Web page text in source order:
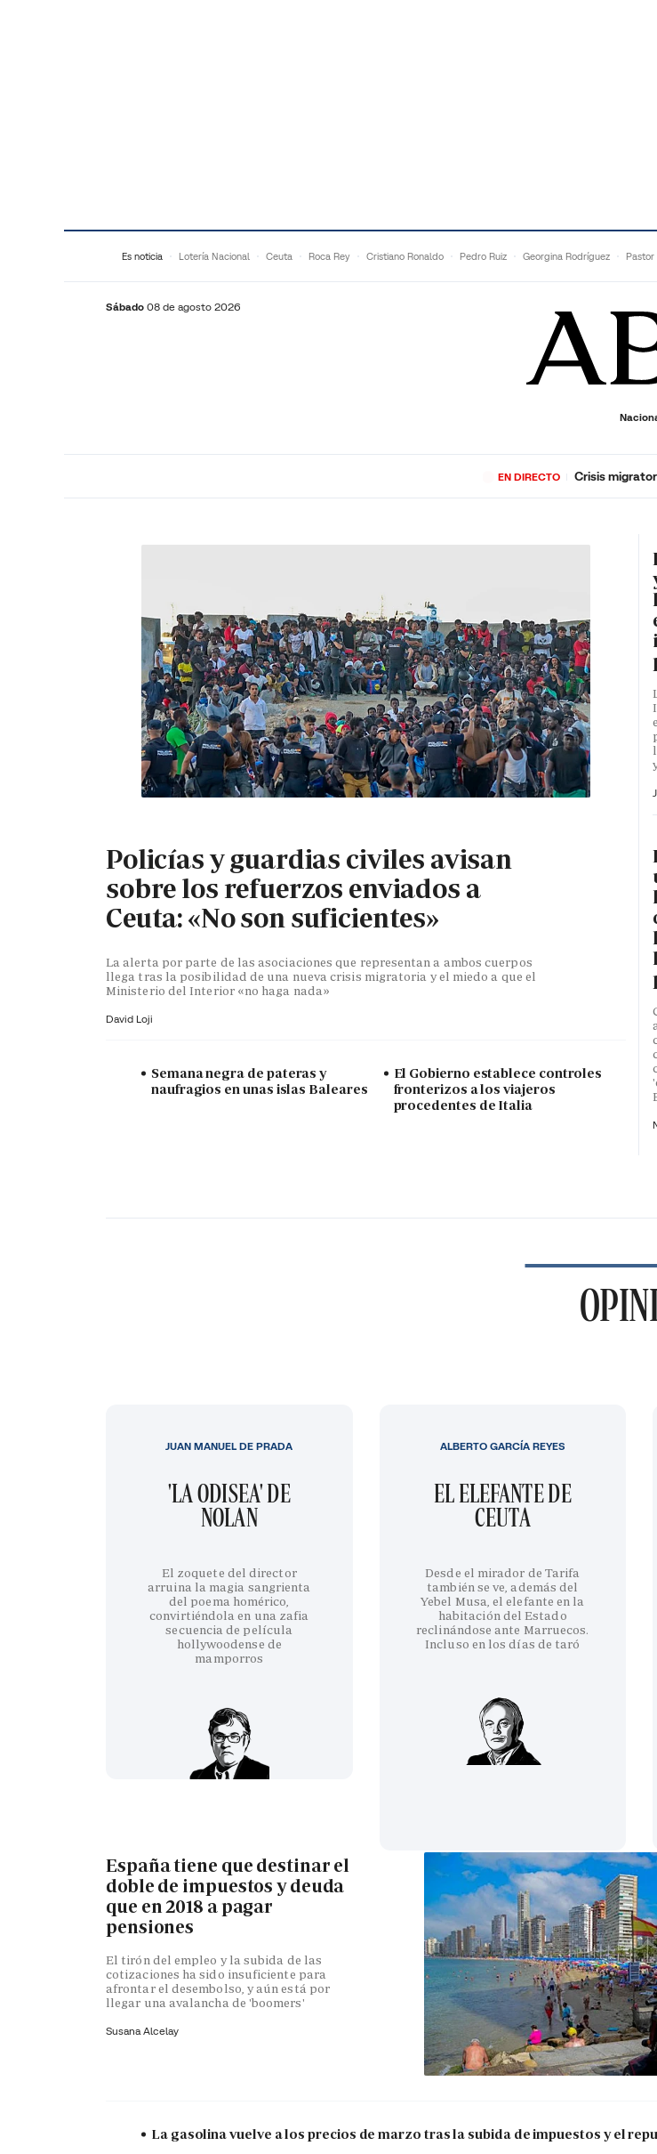
Es noticia Lotería Nacional Ceuta Roca Rey Cristiano Ronaldo Pedro Ruiz Georgina Rodríguez Pastor
Sábado 08 de agosto 2026
ECONOMÍADEPORTES SOCIEDAD
EN DIRECTO Crisis
Policías y guardias civiles avisan
sobre los refuerzos enviados a
Ceuta: «No son suficientes»
La alerta por parte de las asociaciones que representan a ambos cuerpos
llega tras la posibilidad de una nueva crisis migratoria y el miedo a que el
Ministerio del Interior «no haga nada»
David Loji
Semana negra de pateras y
naufragios en unas islas Baleares
El Gobierno establece controles
fronterizos a los viajeros
procedentes de Italia
'LA ODISEA' DE
NOLAN
El zoquete del director
arruina la magia sangrienta
del poema homérico,
convirtiéndola en una zafia
secuencia de película
hollywoodense de
mamporros
JUAN MANUEL DE PRADA
EL ELEFANTE DE
CEUTA
Desde el mirador de Tarifa
también se ve, además del
Yebel Musa, el elefante en la
habitación del Estado
reclinándose ante Marruecos.
Incluso en los días de taró
ALBERTO GARCÍA REYES
España tiene que destinar el
doble de impuestos y deuda
que en 2018 a pagar
pensiones
El tirón del empleo y la subida de las
cotizaciones ha sido insuficiente para
afrontar el desembolso, y aún está por
llegar una avalancha de 'boomers'
Susana Alcelay
La gasolina vuelve a los precios de marzo tras la subida de impuestos y el